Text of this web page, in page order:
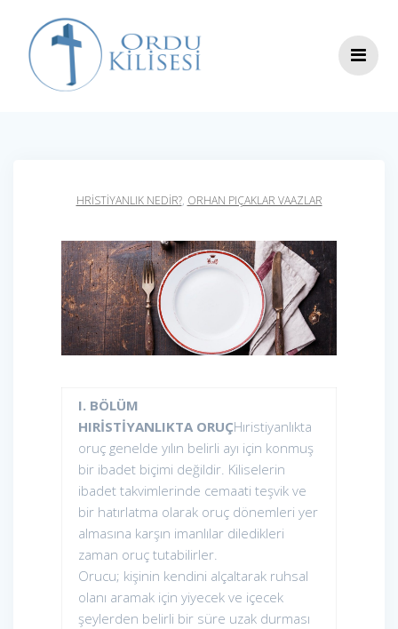
to
content
HRISTIYANLIK NEDIR?, ORHAN PIÇAKLAR VAAZLAR
I. BÖLÜM
HIRİSTİYANLIKTA ORUÇHıristiyanlıkta
oruç genelde yılın belirli ayı için konmuş
bir ibadet biçimi değildir. Kiliselerin
ibadet takvimlerinde cemaati teşvik ve
bir hatırlatma olarak oruç dönemleri yer
almasına karşın imanlılar diledikleri
zaman oruç tutabilirler.
Orucu; kişinin kendini alçaltarak ruhsal
olanı aramak için yiyecek ve içecek
şeylerden belirli bir süre uzak durması